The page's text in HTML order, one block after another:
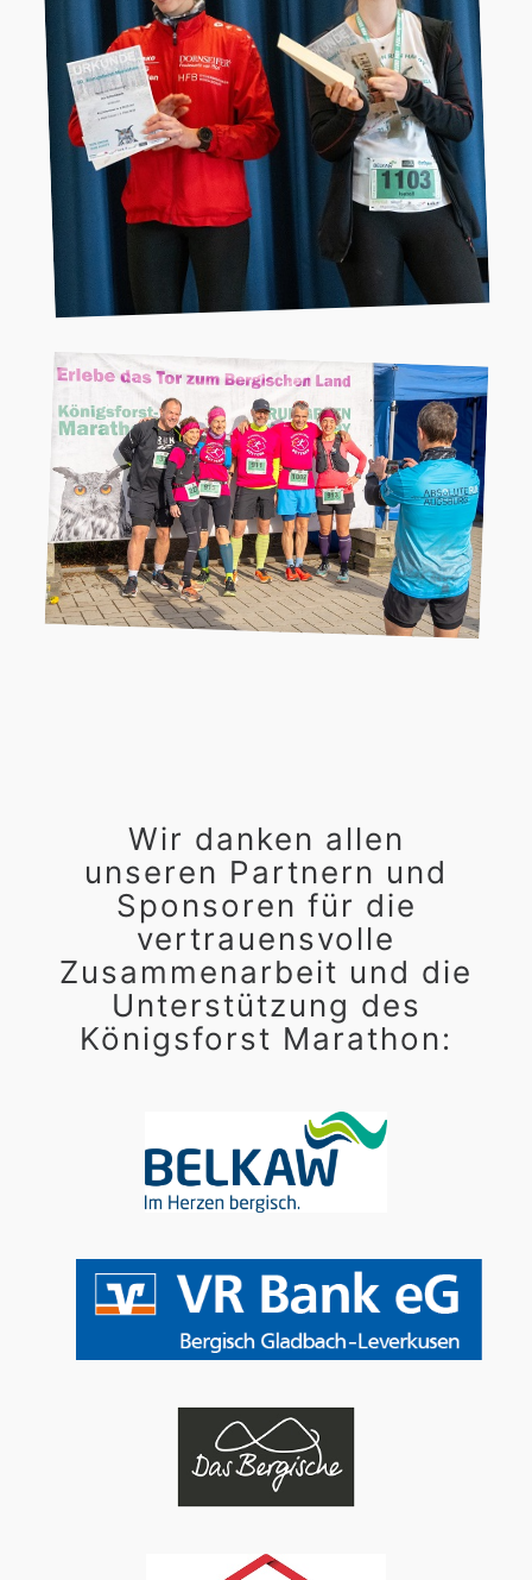
Wir danken allen
unseren Partnern und
Sponsoren für die
vertrauensvolle
Zusammenarbeit und die
Unterstützung des
Königsforst Marathon: